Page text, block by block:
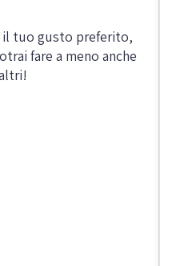
il tuo gusto preferito,
fare a meno anche